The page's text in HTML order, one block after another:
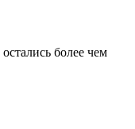
более чем